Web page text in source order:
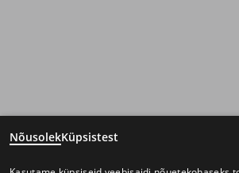
NõusolekKüpsistest